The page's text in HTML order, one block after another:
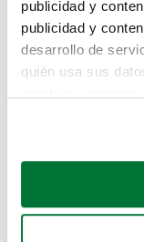
publicidad y
publicidad y
desarrollo de
quién usa sus
Si lo permite,
Recopilar
te hemos
Pero puedes
buscando en
Coches de
Coches de km0